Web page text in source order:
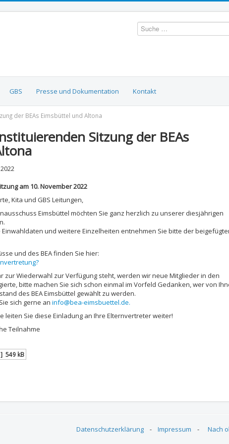
Suchen
GBS Presse und Dokumentation Kontakt
der BEAs Eimsbüttel und Altona
Sitzung der BEAs
am 10. November 2022
Kita und GBS Leitungen,
Eimsbüttel möchten Sie ganz herzlich zu unserer diesjährigen
und weitere Einzelheiten entnehmen Sie bitte der
und des BEA finden Sie hier:
zur Wiederwahl zur Verfügung steht, werden wir neue Mitglieder in den
bitte machen Sie sich schon einmal im Vorfeld Gedanken, wer von
des BEA Eimsbüttel gewählt zu werden.
sich gerne an info@bea-eimsbuettel.de.
leiten Sie diese Einladung an Ihre Elternvertreter weiter!
Teilnahme
549 kB
gemeinsamen Online-Sitzung der BEAs Eimsbüttel und Altona
zur gemeinsamen Online-Sitzung der BEAs Eimsbüttel, Altona und
Nach
Datenschutzerklärung - Impressum -